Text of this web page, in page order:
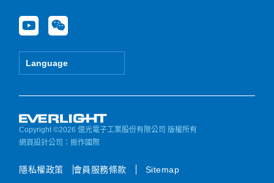
Y
o
u
e
W
e
i
Language
Copyright ©2026 億光電子工業股份有限公司 版權所有
網頁設計公司 ：振作國際
隱私權政策 會員服務條款 Sitemap